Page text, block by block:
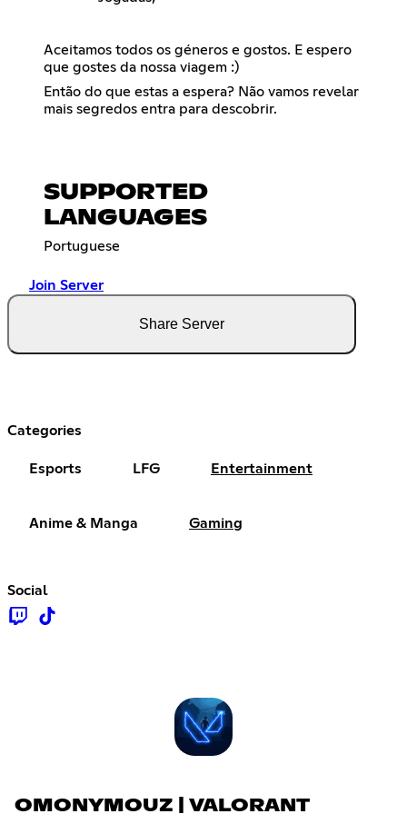
Aceitamos todos os géneros e gostos. E espero
que gostes da nossa viagem :)
Então do que estas a espera? Não vamos revelar
mais segredos entra para descobrir.
SUPPORTED
LANGUAGES
Portuguese
Join Server
Share Server
Categories
Esports LFG Entertainment
Anime & Manga Gaming
Social
OMONYMOUZ | VALORANT